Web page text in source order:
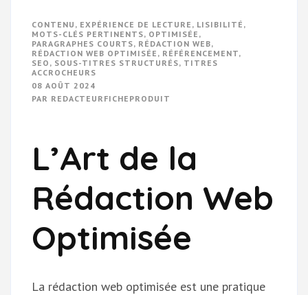
CONTENU , EXPÉRIENCE DE LECTURE , LISIBILITÉ ,
MOTS-CLÉS PERTINENTS, OPTIMISÉE ,
PARAGRAPHES COURTS, RÉDACTION WEB,
RÉDACTION WEB OPTIMISÉE , RÉFÉRENCEMENT,
SEO , SOUS-TITRES STRUCTURÉS, TITRES
ACCROCHEURS
08 AOÛT 2024
PAR REDACTEURFICHEPRODUIT
L’Art de la
Rédaction Web
Optimisée
La rédaction web optimisée est une pratique